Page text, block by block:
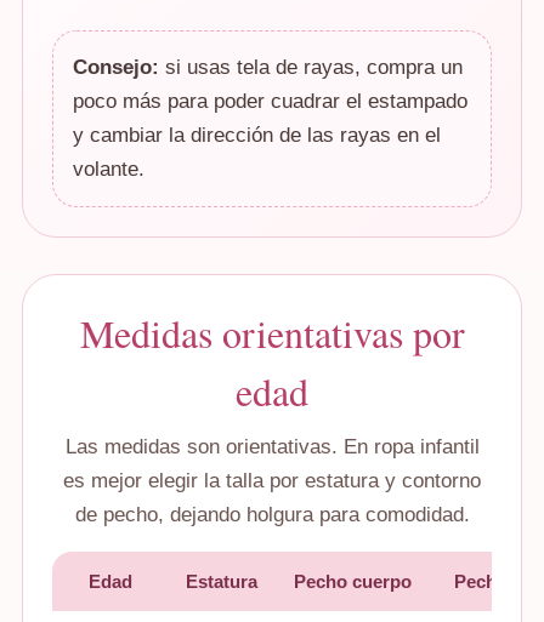
Consejo: si usas tela de rayas, compra un
poco más para poder cuadrar el estampado
y cambiar la dirección de las rayas en el
volante.
Medidas orientativas por
edad
Las medidas son orientativas. En ropa infantil
es mejor elegir la talla por estatura y contorno
de pecho, dejando holgura para comodidad.
Edad Estatura Pecho cuerpo Pecho